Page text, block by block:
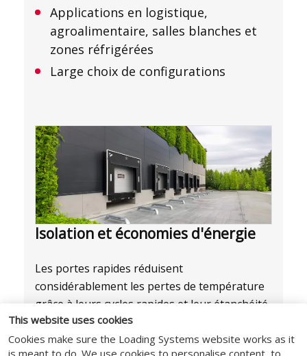
This website uses cookies
Cookies make sure the Loading Systems website works as it
is meant to do. We use cookies to personalise content, to
Applications en logistique,
agroalimentaire, salles blanches et
zones réfrigérées
Large choix de configurations
Isolation et économies d'énergie
Les portes rapides réduisent
considérablement les pertes de température
grâce à leurs cycles rapides et leur étanchéité
optimale.
Versions Freez pour chambres